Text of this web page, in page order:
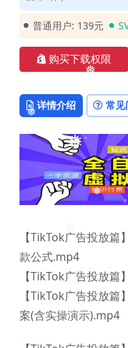
❅
❅
❅
普通用户: 139元
购买下载权限
详情介绍 常见
【TikTok广告投放
款公式.mp4
【TikTok广告投放篇
【TikTok广告投放
案(含实操演示).mp4